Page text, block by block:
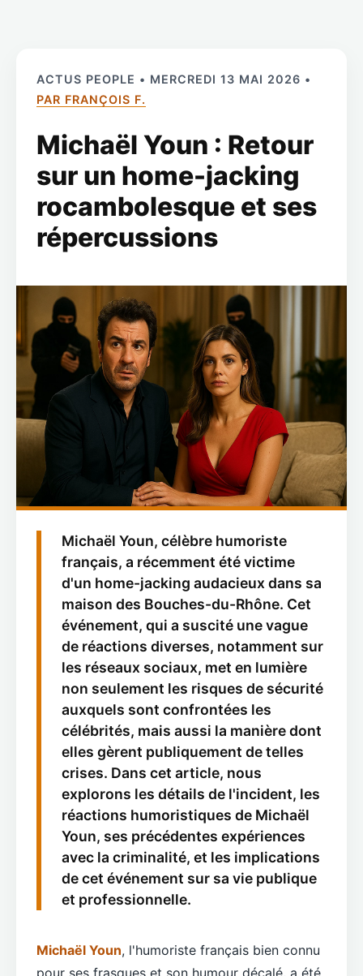
ACTUS PEOPLE • MERCREDI 13 MAI 2026 •
PAR FRANÇOIS F.
Michaël Youn : Retour
sur un home-jacking
rocambolesque et ses
répercussions
Michaël Youn, célèbre humoriste
français, a récemment été victime
d'un home-jacking audacieux dans sa
maison des Bouches-du-Rhône. Cet
événement, qui a suscité une vague
de réactions diverses, notamment sur
les réseaux sociaux, met en lumière
non seulement les risques de sécurité
auxquels sont confrontées les
célébrités, mais aussi la manière dont
elles gèrent publiquement de telles
crises. Dans cet article, nous
explorons les détails de l'incident, les
réactions humoristiques de Michaël
Youn, ses précédentes expériences
avec la criminalité, et les implications
de cet événement sur sa vie publique
et professionnelle.
Michaël Youn, l'humoriste français bien connu
pour ses frasques et son humour décalé, a été